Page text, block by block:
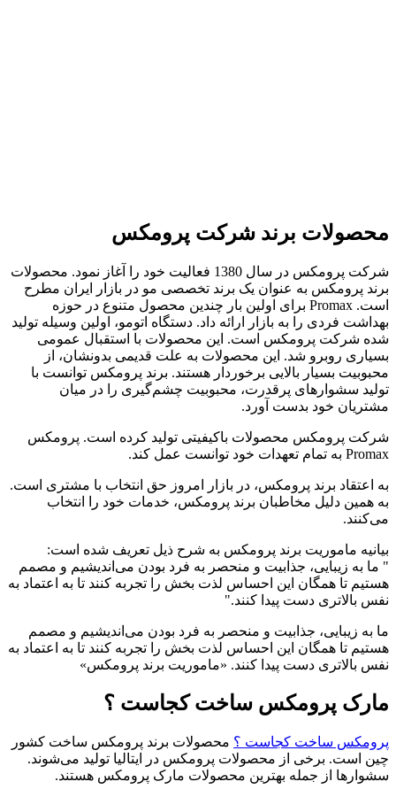
محصولات برند شرکت پرومکس
شرکت پرومکس در سال 1380 فعالیت خود را آغاز نمود. محصولات
برند پرومکس به عنوان یک برند تخصصی مو در بازار ایران مطرح
است. Promax برای اولین بار چندین محصول متنوع در حوزه
بهداشت فردی را به بازار ارائه داد. دستگاه اتومو، اولین وسیله تولید
شده شرکت پرومکس است. این محصولات با استقبال عمومی
بسیاری روبرو شد. این محصولات به علت قدیمی بدونشان، از
محبوبیت بسیار بالایی برخوردار هستند. برند پرومکس توانست با
تولید سشوارهای پرقدرت، محبوبیت چشم‌گیری را در میان
مشتریان خود بدست آورد.
شرکت پرومکس محصولات باکیفیتی تولید کرده است. پرومکس
Promax به تمام تعهدات خود توانست عمل کند.
به اعتقاد برند پرومکس، در بازار امروز حق انتخاب با مشتری است.
به همین دلیل مخاطبان برند پرومکس، خدمات خود را انتخاب
می‌کنند.
بیانیه ماموریت برند پرومکس به شرح ذیل تعریف شده است:
" ما به زیبایی، جذابیت و منحصر به فرد بودن می‌اندیشیم و مصمم
هستیم تا همگان این احساس لذت بخش را تجربه کنند تا به اعتماد به
نفس بالاتری دست پیدا کنند."
ما به زیبایی، جذابیت و منحصر به فرد بودن می‌اندیشیم و مصمم
هستیم تا همگان این احساس لذت بخش را تجربه کنند تا به اعتماد به
نفس بالاتری دست پیدا کنند. «ماموریت برند پرومکس»
مارک پرومکس ساخت کجاست ؟
پرومکس ساخت کجاست ؟ محصولات برند پرومکس ساخت کشور
چین است. برخی از محصولات پرومکس در ایتالیا تولید می‌شوند.
سشوارها از جمله بهترین محصولات مارک پرومکس هستند.